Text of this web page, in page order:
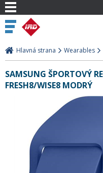
Hlavná strana Wearables
SAMSUNG ŠPORTOVÝ
FRESH8/WISE8 MODRÝ